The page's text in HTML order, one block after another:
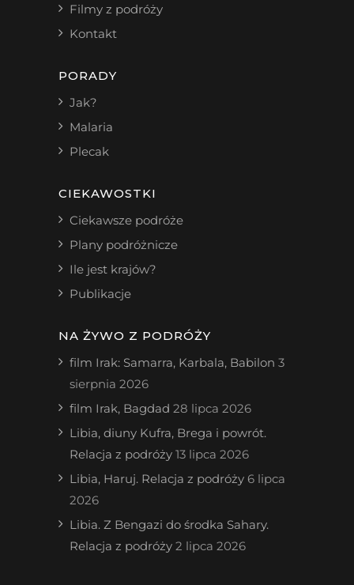
Filmy z podróży
Kontakt
PORADY
Jak?
Malaria
Plecak
CIEKAWOSTKI
Ciekawsze podróże
Plany podróżnicze
Ile jest krajów?
Publikacje
NA ŻYWO Z PODRÓŻY
film Irak: Samarra, Karbala, Babilon 3
sierpnia 2026
film Irak, Bagdad 28 lipca 2026
Libia, diuny Kufra, Brega i powrót.
Relacja z podróży 13 lipca 2026
Libia, Haruj. Relacja z podróży 6 lipca
2026
Libia. Z Bengazi do środka Sahary.
Relacja z podróży 2 lipca 2026